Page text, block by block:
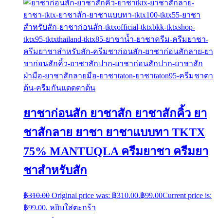
ยาชาก่อนสัก ยาชาสัก ยาชาสักคิ้ว ยา
ชาสักลาย ยาชา ยาชาแบบทา TKTX
75% MANTUQLA ครีมยาชา ครีมยา
ชาสำหรับสัก
฿310.00 Original price was: ฿310.00.฿99.00Current price is:
฿99.00. หยิบใส่ตะกร้า